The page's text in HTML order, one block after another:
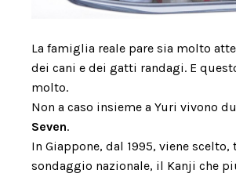
La famiglia reale pare sia molto
dei cani e dei gatti randagi. E
molto.
Non a caso insieme a Yuri vivono
Seven.
In Giappone, dal 1995, viene
sondaggio nazionale, il Kanji che